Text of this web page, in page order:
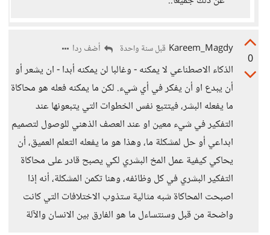
0
Kareem_Magdy قبل سنة واحدة أضف ردا
الذكاء الاصطناعي لا يمكنه - وغالبا لن يمكنه أبدا - ان يشعر أو
أن يبدع او أن يفكر في أي شيء. لكن ما يمكنه فعله هو محاكاة
ما يفعله البشر، فيتتبع نفس الخطوات التي يتبعونها عند
التفكير في شيء معين او عند العصف الذهني للوصول لتصميم
ابداعي أو حل لمشكلة ما، وهذا هو ما يفعله التعلم العميق، أن
يحاكي كيفية عمل المخ البشري لكي يصبح قادر على محاكاة
التفكير البشري في كل وظائفه، وهنا تكمن المشكلة، أنه إذا
اصبحت المحاكاة شبه مثالية ستذوب الاختلافات التي كانت
واضحة من قبل وسنتساءل ما هو الفارق بين الانسان والآلة